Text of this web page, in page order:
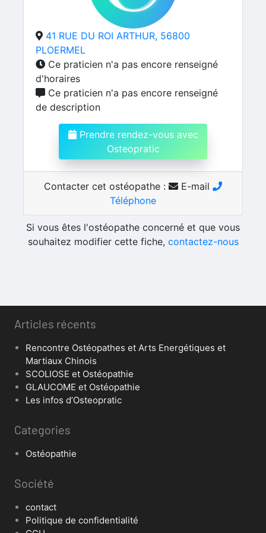
41 RUE DU ROI ARTHUR, 56800
PLOERMEL
Ce praticien n'a pas encore renseigné
d'horaires
Ce praticien n'a pas encore renseigné
de description
Prendre rendez-vous avec
Osteopratic
Contacter cet ostéopathe :
E-mail
Téléphone
Si vous êtes l'ostéopathe concerné et que vous
souhaitez modifier cette fiche, contactez-nous
Articles récents
Rencontre Ostéopathes et Arts Energétiques et
Martiaux Chinois
SCOLIOSE et Ostéopathie
GLAUCOME et Ostéopathie
Les infos d’Osteopratic
Categories
Ostéopathie
Société
contact
Politique de confidentialité